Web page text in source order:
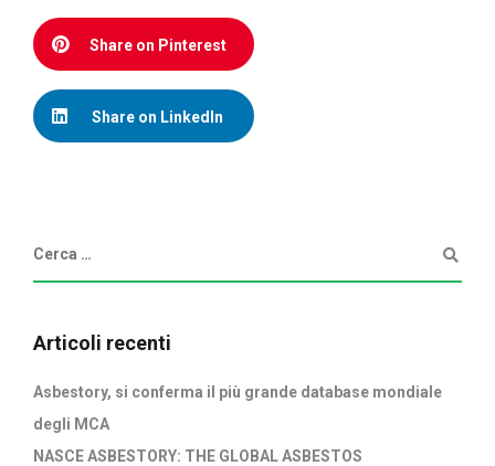
Share on Pinterest
Share on LinkedIn
Articoli recenti
Asbestory, si conferma il più grande database mondiale
degli MCA
NASCE ASBESTORY: THE GLOBAL ASBESTOS